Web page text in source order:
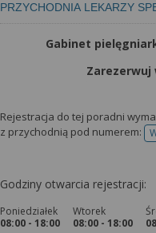
PRZYCHODNIA LEKARZY
Gabinet
Rejestracja do tej poradni
z przychodnią pod numerem:
Godziny otwarcia rejestracji:
Poniedziałek
08:00 - 18:00
Wtorek
08:00 - 18:00